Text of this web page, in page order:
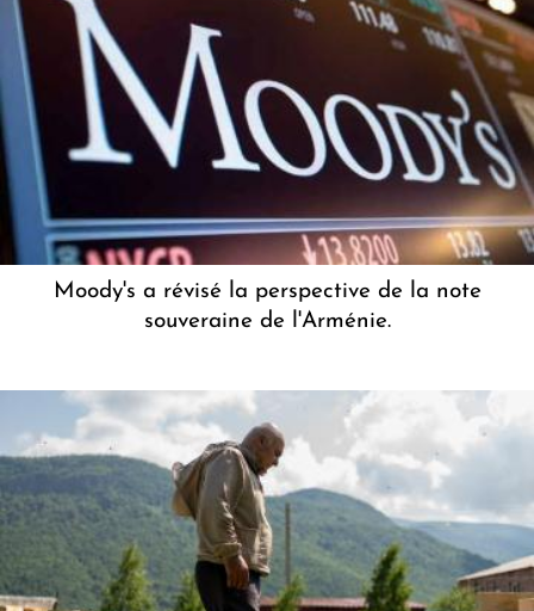
Moody's a révisé la perspective de la note
souveraine de l'Arménie.